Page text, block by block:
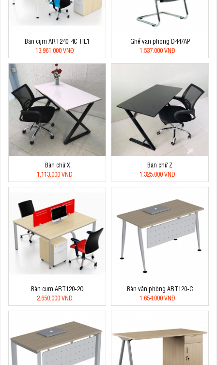
Bàn cụm ART240-4C-HL1
13.961.000 VNĐ
Ghế văn phòng D447AP
1.537.000 VNĐ
Bàn chữ X
1.113.000 VNĐ
Bàn chữ Z
1.325.000 VNĐ
Bàn cụm ART120-2O
2.650.000 VNĐ
Bàn văn phòng ART120-C
1.654.000 VNĐ